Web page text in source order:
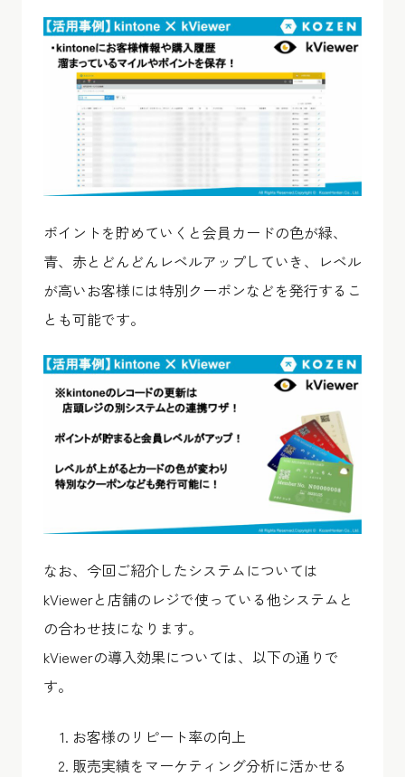
ポイントを貯めていくと会員カードの色が緑、
青、赤とどんどんレベルアップしていき、レベル
が高いお客様には特別クーポンなどを発行するこ
とも可能です。
なお、今回ご紹介したシステムについては
kViewerと店舗のレジで使っている他システムと
の合わせ技になります。
kViewerの導入効果については、以下の通りで
す。
お客様のリピート率の向上
販売実績をマーケティング分析に活かせる